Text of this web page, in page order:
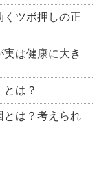
ツボ押しの正
は健康に大き
は？
とは？考えられ